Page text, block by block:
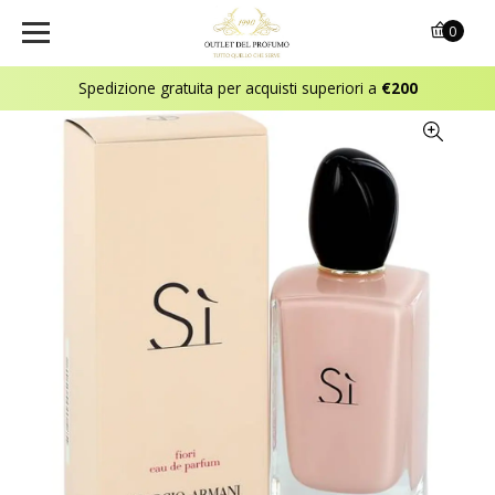
Spedizione gratuita per acquisti superiori a €200
0